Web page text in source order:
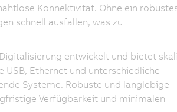
Konnektivität. Ohne ein
schnell ausfallen, was zu
entwickelt und bietet
Ethernet und unterschiedliche
Systeme. Robuste und langlebige
Verfügbarkeit und minimalen